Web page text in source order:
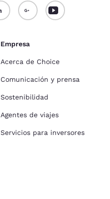
Empresa
Acerca de Choice
Comunicación y prensa
Sostenibilidad
Agentes de viajes
Servicios para inversores